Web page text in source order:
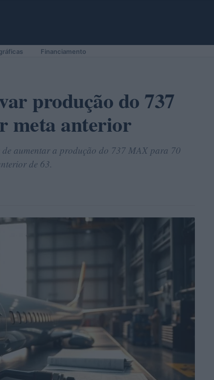
Financiamento
produção do 737
meta anterior
aumentar a produção do 737 MAX para 70
de 63.